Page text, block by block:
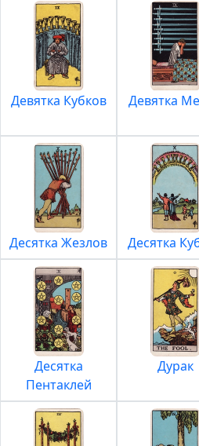
Девятка Кубков Девятка
Десятка Жезлов Десятка
Десятка
Пентаклей
Дурак